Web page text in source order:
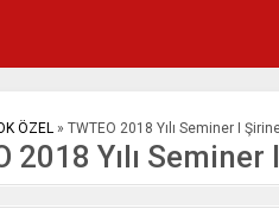
ÖZEL » TWTEO 2018 Yılı Seminer I
2018 Yılı